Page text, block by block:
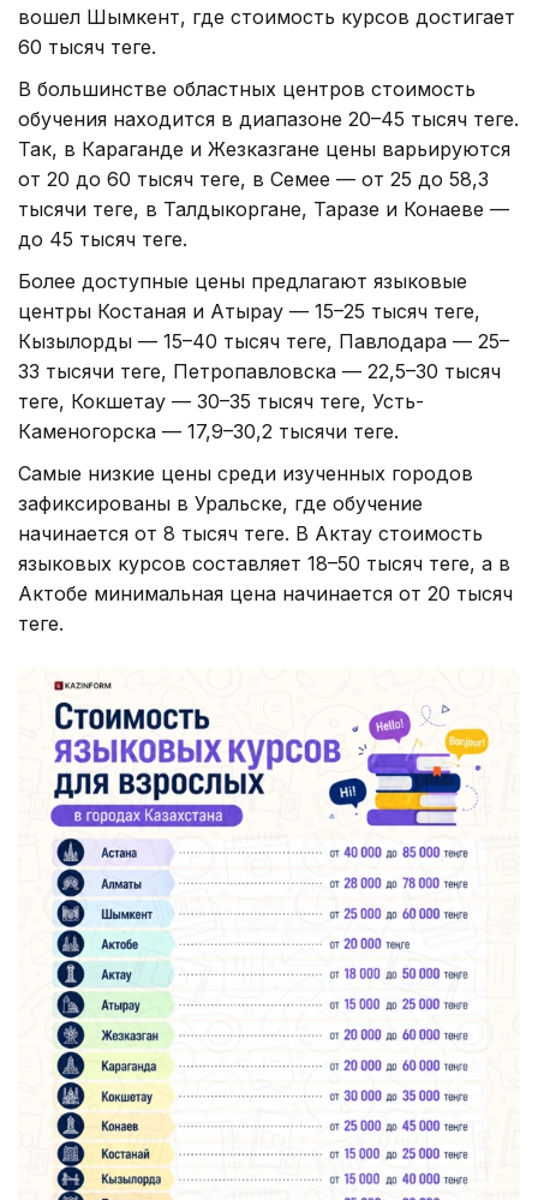
вошел Шымкент, где стоимость курсов достигает
60 тысяч теңге.
В большинстве областных центров стоимость
обучения находится в диапазоне 20–45 тысяч теңге.
Так, в Караганде и Жезказгане цены варьируются
от 20 до 60 тысяч теңге, в Семее — от 25 до 58,3
тысячи теңге, в Талдыкоргане, Таразе и Конаеве —
до 45 тысяч теңге.
Более доступные цены предлагают языковые
центры Костаная и Атырау — 15–25 тысяч теңге,
Кызылорды — 15–40 тысяч теңге, Павлодара — 25–
33 тысячи теңге, Петропавловска — 22,5–30 тысяч
теңге, Кокшетау — 30–35 тысяч теңге, Усть-
Каменогорска — 17,9–30,2 тысячи теңге.
Самые низкие цены среди изученных городов
зафиксированы в Уральске, где обучение
начинается от 8 тысяч теңге. В Актау стоимость
языковых курсов составляет 18–50 тысяч теңге, а в
Актобе минимальная цена начинается от 20 тысяч
теңге.